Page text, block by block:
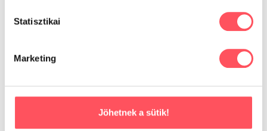
Statisztikai
Marketing
Jöhetnek a sütik!
Már kipróbáltad ezt a
terméket?